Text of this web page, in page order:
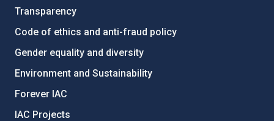
Transparency
Code of ethics and anti-fraud policy
Gender equality and diversity
Environment and Sustainability
Forever IAC
IAC Projects